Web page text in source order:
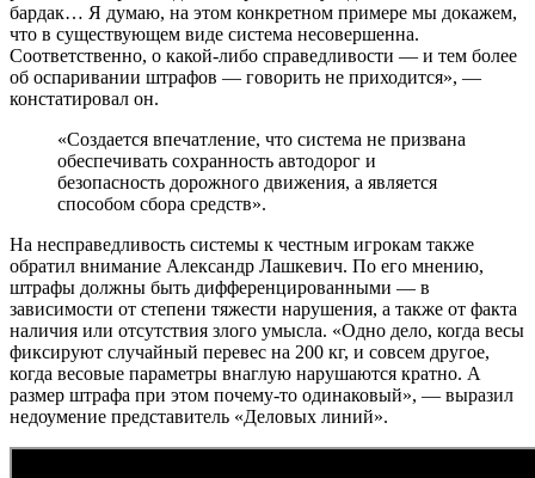
бардак… Я думаю, на этом конкретном примере мы докажем,
что в существующем виде система несовершенна.
Соответственно, о какой-либо справедливости — и тем более
об оспаривании штрафов — говорить не приходится», —
констатировал он.
«Создается впечатление, что система не призвана
обеспечивать сохранность автодорог и
безопасность дорожного движения, а является
способом сбора средств».
На несправедливость системы к честным игрокам также
обратил внимание Александр Лашкевич. По его мнению,
штрафы должны быть дифференцированными — в
зависимости от степени тяжести нарушения, а также от факта
наличия или отсутствия злого умысла. «Одно дело, когда весы
фиксируют случайный перевес на 200 кг, и совсем другое,
когда весовые параметры внаглую нарушаются кратно. А
размер штрафа при этом почему-то одинаковый», — выразил
недоумение представитель «Деловых линий».